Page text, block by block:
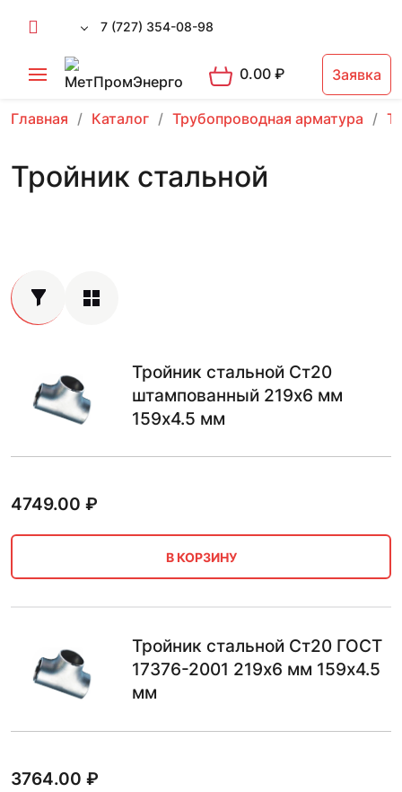
7 (727) 354-08-98
0.00₽ Заявка
Главная Каталог Трубопроводная арматура
Тройник стальной
Тройник стальной Ст20
штампованный 219х6 мм
159х4.5 мм
4749.00 ₽
В КОРЗИНУ
Тройник стальной Ст20 ГОСТ
17376-2001 219х6 мм 159х4.5
мм
3764.00 ₽